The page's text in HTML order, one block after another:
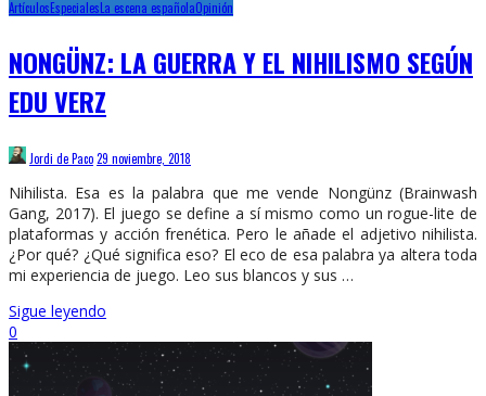
ArtículosEspecialesLa escena españolaOpinión
NONGÜNZ: LA GUERRA Y EL NIHILISMO SEGÚN
EDU VERZ
Jordi de Paco29 noviembre, 2018
Nihilista. Esa es la palabra que me vende Nongünz (Brainwash
Gang, 2017). El juego se define a sí mismo como un rogue-lite de
plataformas y acción frenética. Pero le añade el adjetivo nihilista.
¿Por qué? ¿Qué significa eso? El eco de esa palabra ya altera toda
mi experiencia de juego. Leo sus blancos y sus …
Sigue leyendo
0